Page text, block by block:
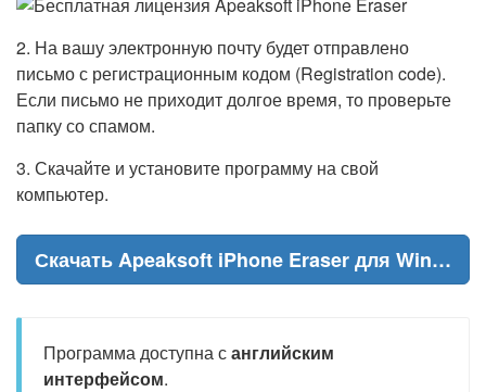
2. На вашу электронную почту будет отправлено
письмо с регистрационным кодом (Registration code).
Если письмо не приходит долгое время, то проверьте
папку со спамом.
3. Скачайте и установите программу на свой
компьютер.
Скачать Apeaksoft iPhone Eraser для Windows
Программа доступна санглийским
интерфейсом.